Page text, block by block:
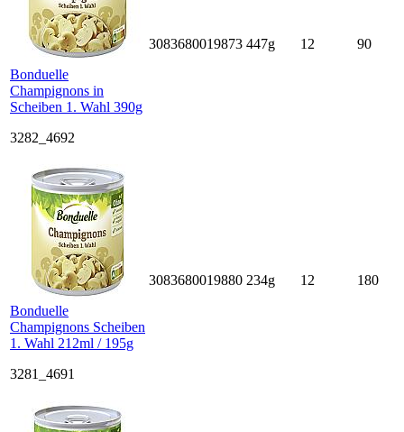
Bonduelle
Champignons in
Scheiben 1. Wahl 390g
3282_4692
3083680019873 447g 12 90
Bonduelle
Champignons Scheiben
1. Wahl 212ml / 195g
3281_4691
3083680019880 234g 12 180